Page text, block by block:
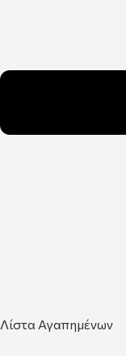
Λίστα Αγαπημένων